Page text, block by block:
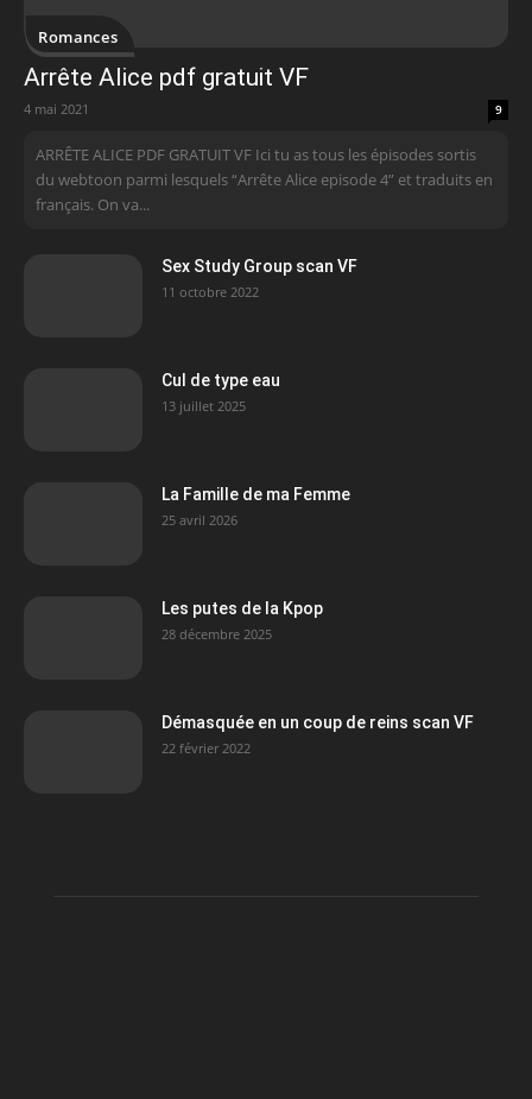
Romances
Arrête Alice pdf gratuit VF
4 mai 2021 9
ARRÊTE ALICE PDF GRATUIT VF Ici tu as tous les épisodes sortis
du webtoon parmi lesquels “Arrête Alice episode 4” et traduits en
français. On va...
Sex Study Group scan VF
11 octobre 2022
Cul de type eau
13 juillet 2025
La Famille de ma Femme
25 avril 2026
Les putes de la Kpop
28 décembre 2025
Démasquée en un coup de reins scan VF
22 février 2022